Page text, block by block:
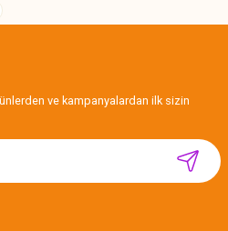
ve kampanyalardan ilk sizin